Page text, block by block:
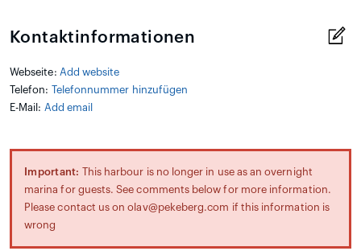
Kontaktinformationen
Webseite: Add website
Telefon:
Telefonnummer hinzufügen
E-Mail: Add email
Important:
This harbour is no longer in use as an overnight
marina for guests. See comments below for more information.
Please contact us on olav@pekeberg.com if this information is
wrong